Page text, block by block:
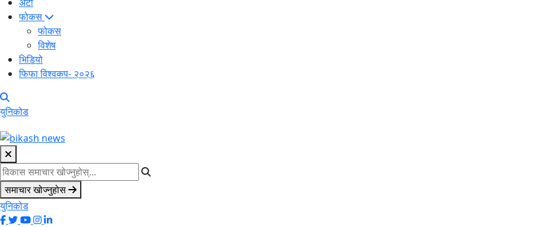
फोकस
फोकस
विशेष
भिडियो
फिफा विश्वकप- २०२६
युनिकोड
समाचार खोज्नुहोस
युनिकोड